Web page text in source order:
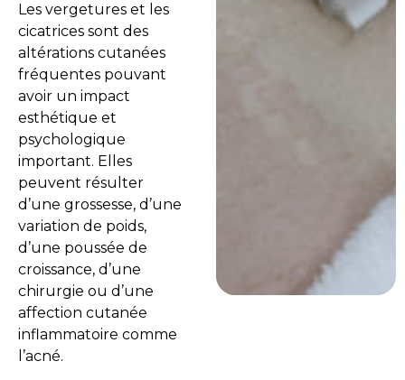
Les vergetures et les
cicatrices sont des
altérations cutanées
fréquentes pouvant
avoir un impact
esthétique et
psychologique
important. Elles
peuvent résulter
d’une grossesse, d’une
variation de poids,
d’une poussée de
croissance, d’une
chirurgie ou d’une
affection cutanée
inflammatoire comme
l’acné.